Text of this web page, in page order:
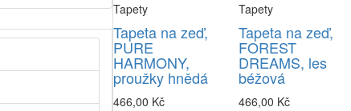
Tapety
Tapeta na zeď,
PURE
HARMONY,
proužky hnědá
466,00 Kč
Tapety
Tapeta na zeď,
FOREST
DREAMS, les
béžová
466,00 Kč